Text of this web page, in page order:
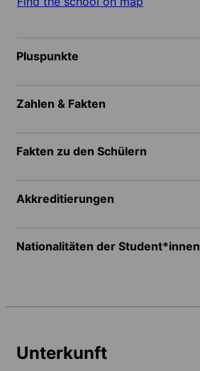
Pluspunkte
Zahlen & Fakten
Fakten zu den Schülern
Akkreditierungen
Nationalitäten der Student*innen
Unterkunft